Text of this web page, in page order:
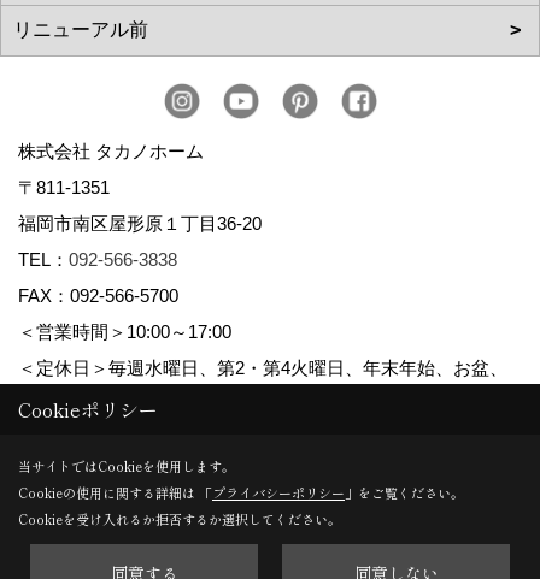
株式会社 タカノホーム
〒811-1351
福岡市南区屋形原１丁目36-20
TEL： 092-566-3838
FAX：092-566-5700
＜営業時間＞10:00～17:00
＜定休日＞毎週水曜日、第2・第4火曜日、年末年始、お盆、
ゴールデンウィーク、夏季休暇
Copyright (c) TAKANO CONSTRUCTION CO.,LTD. All Rights Reserved.
Cookieポリシー
当サイトではCookieを使用します。
Cookieの使用に関する詳細は 「プライバシーポリシー 」をご覧ください。
Cookieを受け入れるか拒否するか選択してください。
同意する 同意しない